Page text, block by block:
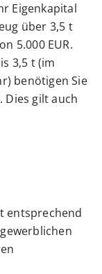
Eigenkapital
über 3,5 t
5.000 EUR.
3,5 t (im
benötigen Sie
Dies gilt auch
entsprechend